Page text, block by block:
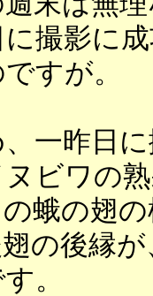
撮影に
すが。
一昨日
ビワの
蛾の翅
の後縁
。